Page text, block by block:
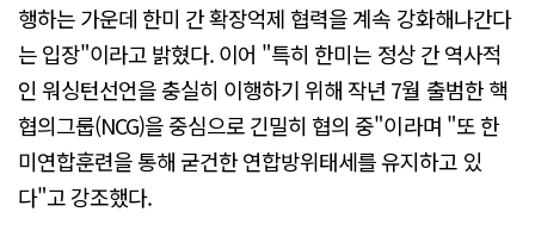
행하는 가운데 한미 간 확장억제 협력을 계속 강화해나간다
는 입장"이라고 밝혔다. 이어 "특히 한미는 정상 간 역사적
인 워싱턴선언을 충실히 이행하기 위해 작년 7월 출범한 핵
협의그룹(NCG)을 중심으로 긴밀히 협의 중"이라며 "또 한
미연합훈련을 통해 굳건한 연합방위태세를 유지하고 있
다"고 강조했다.